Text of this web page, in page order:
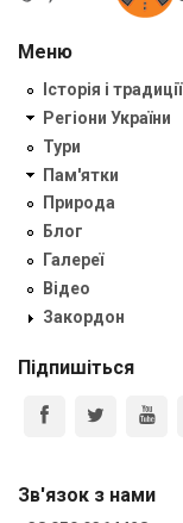
Меню
Історія і традиції
Регіони України
Тури
Пам'ятки
Природа
Блог
Галереї
Відео
Закордон
Підпишіться
Зв'язок з нами